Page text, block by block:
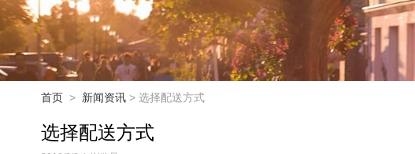
首页 > 新闻资讯 > 选择配送方式
选择配送方式